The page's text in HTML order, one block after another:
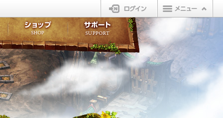
ログイン
ィーバー
ポイントライブラリ
LINEスタンプ
ショップ
販売アイテム
ビューティーショップ
オープンマーケットサポート
不具合対応状況
アンケート